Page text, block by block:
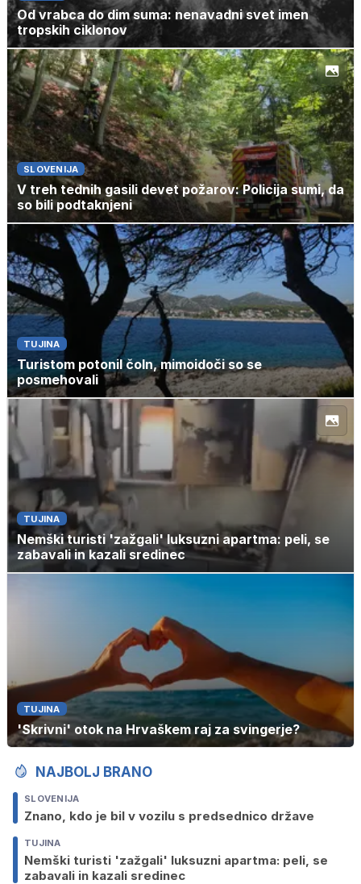
Od vrabca do dim suma: nenavadni svet imen
tropskih ciklonov
SLOVENIJA
V treh tednih gasili devet požarov: Policija sumi, da
so bili podtaknjeni
TUJINA
Turistom potonil čoln, mimoidoči so se
posmehovali
TUJINA
Nemški turisti 'zažgali' luksuzni apartma: peli, se
zabavali in kazali sredinec
TUJINA
'Skrivni' otok na Hrvaškem raj za svingerje?
NAJBOLJ BRANO
SLOVENIJA
Znano, kdo je bil v vozilu s predsednico države
TUJINA
Nemški turisti 'zažgali' luksuzni apartma: peli, se
zabavali in kazali sredinec